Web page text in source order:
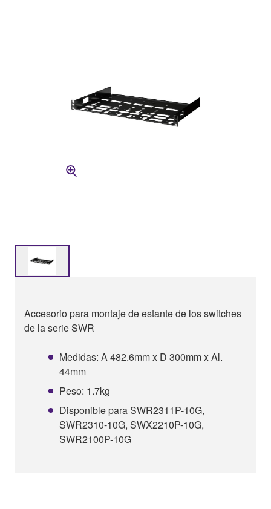
Accesorio para montaje de estante de los switches
de la serie SWR
Medidas: A 482.6mm x D 300mm x Al.
44mm
Peso: 1.7kg
Disponible para SWR2311P-10G,
SWR2310-10G, SWX2210P-10G,
SWR2100P-10G